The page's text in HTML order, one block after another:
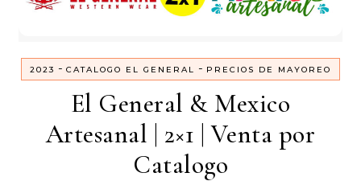
2023 - CATALOGO EL GENERAL - PRECIOS DE MAYOREO
El General & Mexico
Artesanal | 2×1 | Venta por
Catalogo